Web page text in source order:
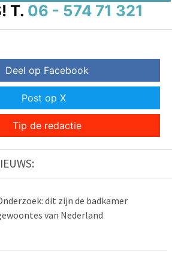
T. 06 - 574 71 321
Deel op Facebook
Post op X
Tip de redactie
dit zijn de badkamer
van Nederland